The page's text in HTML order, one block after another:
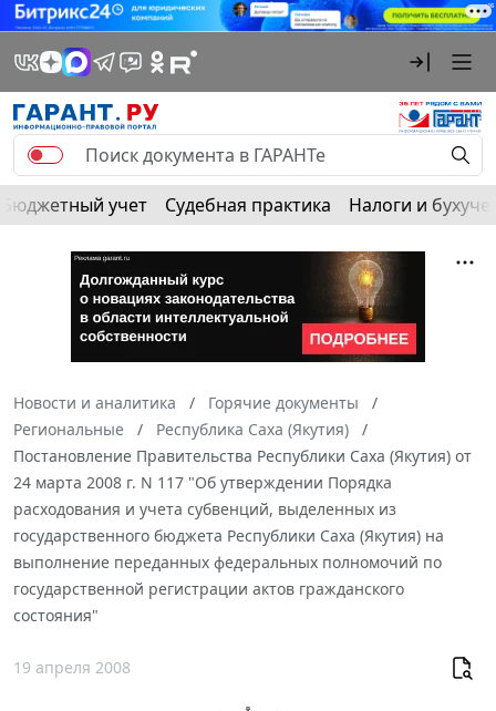
Бюджетный учет Судебная практика Налоги и
Новости и аналитика
Горячие документы
Региональные
Республика Саха (Якутия)
Постановление Правительства Республики Саха (Якутия) от
24 марта 2008 г. N 117 "Об утверждении Порядка
расходования и учета субвенций, выделенных из
государственного бюджета Республики Саха (Якутия) на
выполнение переданных федеральных полномочий по
государственной регистрации актов гражданского
состояния"
19 апреля 2008